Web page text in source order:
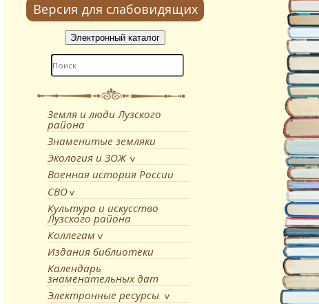
Версия для слабовидящих
Земля и люди Лузского
района
Знаменитые земляки
Экология и ЗОЖ
Военная история России
СВО
Культура и искусство
Лузского района
Коллегам
Издания библиотеки
Календарь
знаменательных дат
Электронные ресурсы